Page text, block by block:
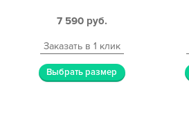
7 590 руб.
Заказать в 1 клик
Выбрать размер